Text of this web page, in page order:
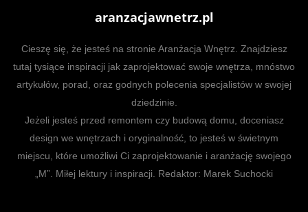
aranzacjawnetrz.pl
Cieszę się, że jesteś na stronie Aranżacja Wnętrz. Znajdziesz
tutaj tysiące inspiracji jak zaprojektować swoje wnętrza, mnóstwo
artykułów, porad, oraz godnych polecenia specjalistów w swojej
dziedzinie.
Jeżeli jesteś przed remontem czy budową domu, doceniasz
design we wnętrzach i oryginalność, to jesteś w świetnym
miejscu, które umożliwi Ci zaprojektowanie i aranżację swojego
„M”. Miłej lektury i inspiracji. Redaktor: Marek Suchocki